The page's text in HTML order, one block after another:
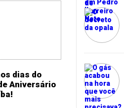
dias do
Aniversário